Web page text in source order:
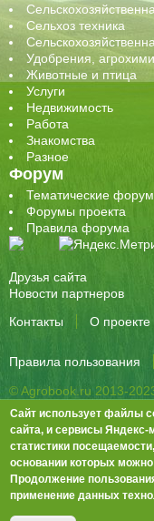
Сельхоз техника
Удобрения,
Животные и птица
Услуги
Недвижимость
Работа
Знакомства
Разное
Форум
Тематические
Форумы проекта
Правила форума
Друзья сайта
Новости партнеров
Контакты
О проекте
Правила пользования
© Agrobook.ru 2013-
активная ссылка на
344000, Ростов-на-
Тел./факс: +7 (863)
Возрастная категория
премодерируются.
Гала Алиевна
Сайт использует файлы
сайта, и сервисы
статистики
основании которых
Продолжение
применение данных